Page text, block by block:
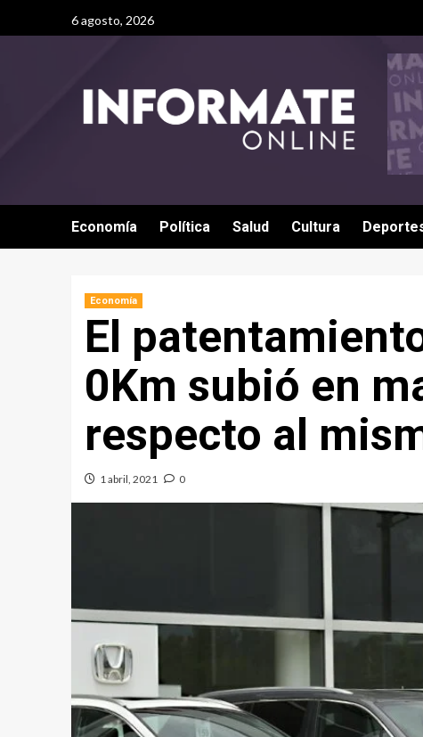
6 agosto, 2026
Economía Política Salud Cultura
Economía
El
0Km subió en
respecto al
1 abril, 2021 0